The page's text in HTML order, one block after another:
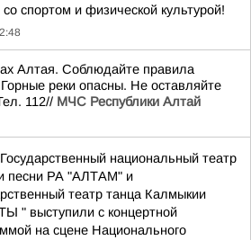
со спортом и физической культурой!
Алтая. Соблюдайте правила
реки опасны. Не оставляйте
112// МЧС Республики Алтай
национальный театр
песни РА "АЛТАМ" и
театр танца Калмыкии
" выступили с концертной
на сцене Национального